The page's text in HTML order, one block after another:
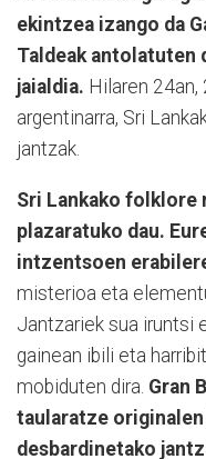
ekintzea izango da
Taldeak antolatuten
jaialdia. Hilaren
argentinarra, Sri
jantzak.
Sri Lankako folklore
plazaratuko dau.
intzentsoen
misterioa eta
Jantzariek sua iruntsi
gainean ibili eta
mobiduten dira. Gran
taularatze
desbardinetako